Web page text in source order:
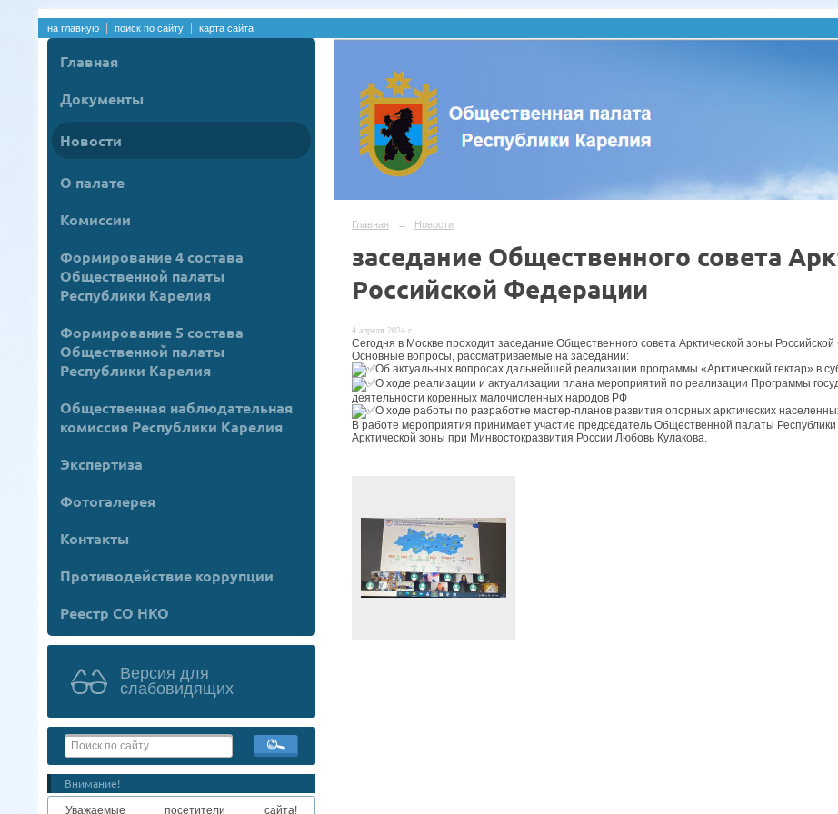
на главную поиск по сайту карта сайта
Главная
Документы
Новости
О палате
Комиссии
Формирование 4 состава
Общественной палаты
Республики Карелия
Формирование 5 состава
Общественной палаты
Республики Карелия
Общественная наблюдательная
комиссия Республики Карелия
Экспертиза
Фотогалерея
Контакты
Противодействие коррупции
Реестр СО НКО
Версия для
слабовидящих
Внимание!
Уважаемые посетители сайта!
Главная → Новости
заседание Общественного совета
Российской Федерации
4 апреля 2024 г.
Сегодня в Москве проходит заседание Общественного совета Арктической зоны Российской
Основные вопросы, рассматриваемые на заседании:
Об актуальных вопросах дальнейшей реализации программы «Арктический гектар» в
О ходе реализации и актуализации плана мероприятий по реализации Программы
деятельности коренных малочисленных народов РФ
О ходе работы по разработке мастер-планов развития опорных арктических
В работе мероприятия принимает участие председатель Общественной палаты
Арктической зоны при Минвостокразвития России Любовь Кулакова.